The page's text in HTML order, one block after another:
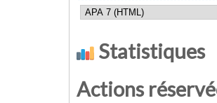
Statistiques
Actions